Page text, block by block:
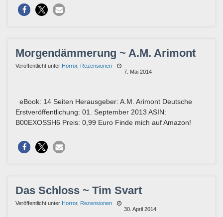
Morgendämmerung ~ A.M. Arimont
Veröffentlicht unter Horror, Rezensionen
7. Mai 2014
eBook: 14 Seiten Herausgeber: A.M. Arimont Deutsche
Erstveröffentlichung: 01. September 2013 ASIN:
B00EXOSSH6 Preis: 0,99 Euro Finde mich auf Amazon!
Das Schloss ~ Tim Svart
Veröffentlicht unter Horror, Rezensionen
30. April 2014